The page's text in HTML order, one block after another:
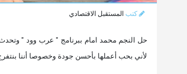
كتب المستقبل الاقتصادي
حل النجم محمد امام ببرنامج " عرب وود "
لأني بحب أعملها بأحسن جودة وخصوصا أننا